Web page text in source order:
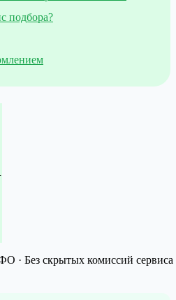
подбора?
· Без скрытых комиссий сервиса